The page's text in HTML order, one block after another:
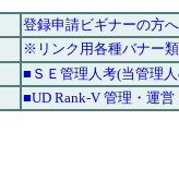
登録申請ビギナーの方
※リンク用各種バナー類
■ＳＥ管理人考(当管理
■UD Rank-V 管理・運